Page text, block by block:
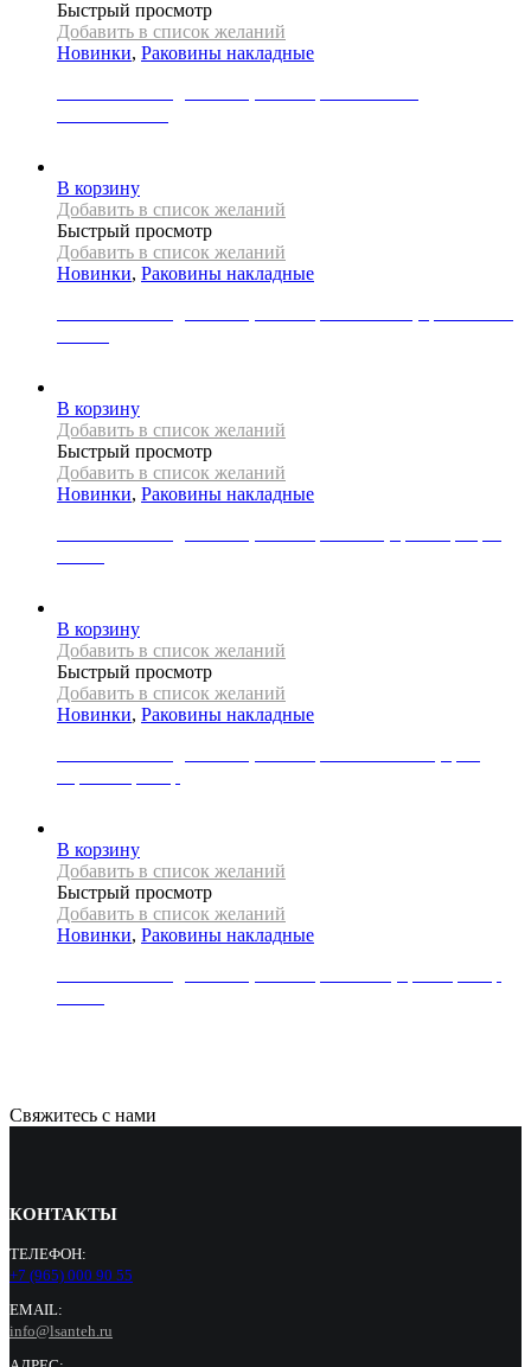
Быстрый просмотр
Добавить в список желаний
Новинки, Раковины накладные
В корзину
Добавить в список желаний
Быстрый просмотр
Добавить в список желаний
Новинки, Раковины накладные
В корзину
Добавить в список желаний
Быстрый просмотр
Добавить в список желаний
Новинки, Раковины накладные
В корзину
Добавить в список желаний
Быстрый просмотр
Добавить в список желаний
Новинки, Раковины накладные
В корзину
Добавить в список желаний
Быстрый просмотр
Добавить в список желаний
Новинки, Раковины накладные
Свяжитесь с нами
КОНТАКТЫ
ТЕЛЕФОН:
+7 (965) 000 90 55
EMAIL:
info@lsanteh.ru